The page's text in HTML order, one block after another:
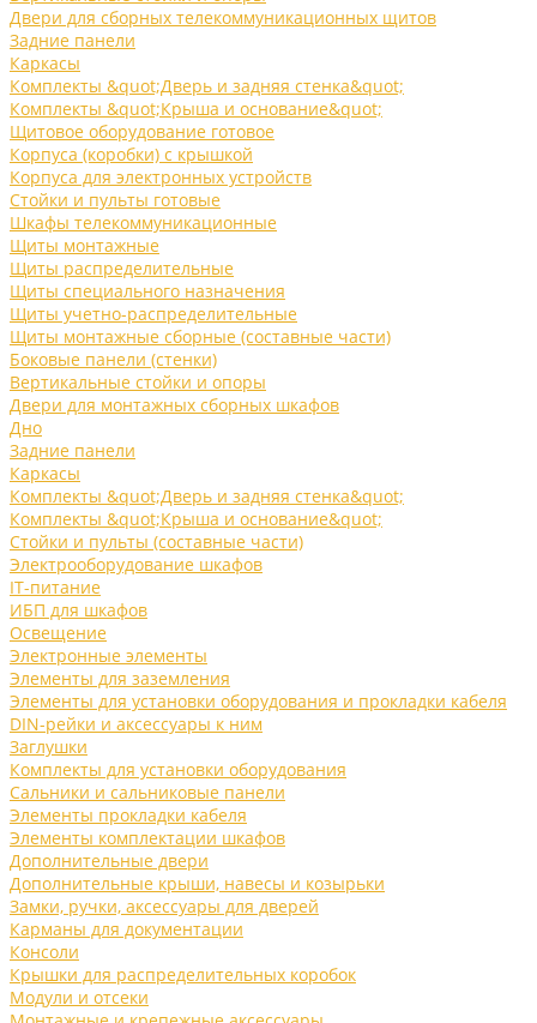
Двери для сборных телекоммуникационных щитов
Задние панели
Каркасы
Комплекты &quot;Дверь и задняя стенка&quot;
Комплекты &quot;Крыша и основание&quot;
Щитовое оборудование готовое
Корпуса (коробки) с крышкой
Корпуса для электронных устройств
Стойки и пульты готовые
Шкафы телекоммуникационные
Щиты монтажные
Щиты распределительные
Щиты специального назначения
Щиты учетно-распределительные
Щиты монтажные сборные (составные части)
Боковые панели (стенки)
Вертикальные стойки и опоры
Двери для монтажных сборных шкафов
Дно
Задние панели
Каркасы
Комплекты &quot;Дверь и задняя стенка&quot;
Комплекты &quot;Крыша и основание&quot;
Стойки и пульты (составные части)
Электрооборудование шкафов
IT-питание
ИБП для шкафов
Освещение
Электронные элементы
Элементы для заземления
Элементы для установки оборудования и прокладки кабеля
DIN-рейки и аксессуары к ним
Заглушки
Комплекты для установки оборудования
Сальники и сальниковые панели
Элементы прокладки кабеля
Элементы комплектации шкафов
Дополнительные двери
Дополнительные крыши, навесы и козырьки
Замки, ручки, аксессуары для дверей
Карманы для документации
Консоли
Крышки для распределительных коробок
Модули и отсеки